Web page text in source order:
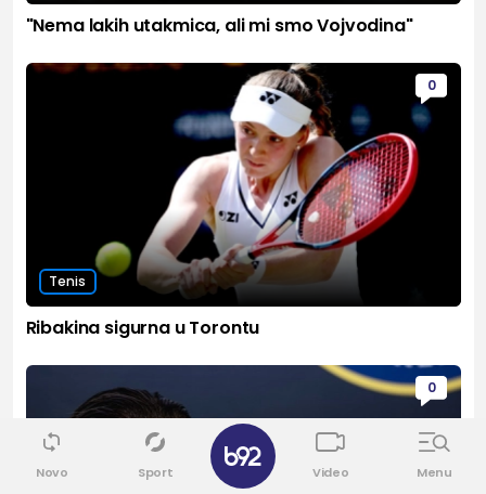
"Nema lakih utakmica, ali mi smo Vojvodina"
0
Tenis
Ribakina sigurna u Torontu
0
Novo Sport Video Menu
✕